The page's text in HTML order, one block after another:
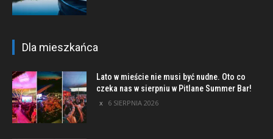
Dla mieszkańca
Lato w mieście nie musi być nudne. Oto co
czeka nas w sierpniu w Pitlane Summer Bar!
6 SIERPNIA 2026